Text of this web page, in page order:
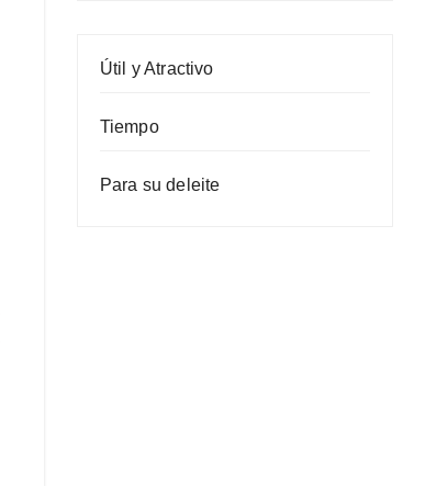
Útil y Atractivo
Tiempo
Para su deleite